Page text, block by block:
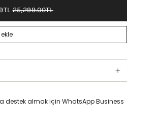
25,299.00TL
destek almak için WhatsApp Business